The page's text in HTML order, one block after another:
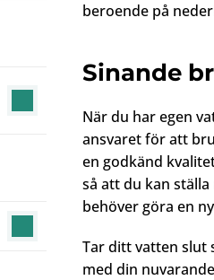
beroende på
Sinande
När du har egen
ansvaret för att
en godkänd
så att du kan
behöver göra en
Tar ditt vatten slut
med din